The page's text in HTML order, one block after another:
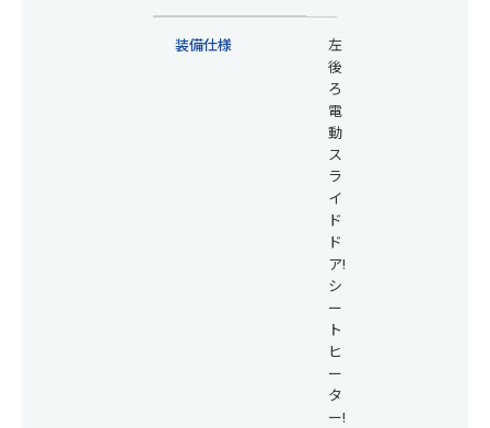
装備仕様
左
後
ろ
電
動
ス
ラ
イ
ド
ド
ア!
シ
ー
ト
ヒ
ー
タ
ー!